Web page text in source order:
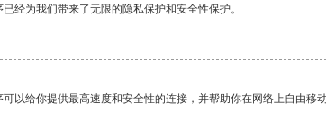
经为我们带来了无限的隐私保护和安全性保护。
以给你提供最高速度和安全性的连接，并帮助你在网络上自由移动